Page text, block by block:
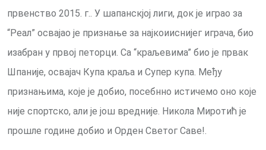
првенство 2015. г.. У шапанскјој лиги, док је играо за
“Реал” освајао је признање за најкоииснијег играча, био
изабран у првој петорци. Са “краљевима” био је првак
Шпаније, освајач Купа краља и Супер купа. Међу
признањима, које је добио, посебнно истичемо оно које
није спортско, али је још вредније. Никола Миротић је
прошле године добио и Орден Светог Саве!.